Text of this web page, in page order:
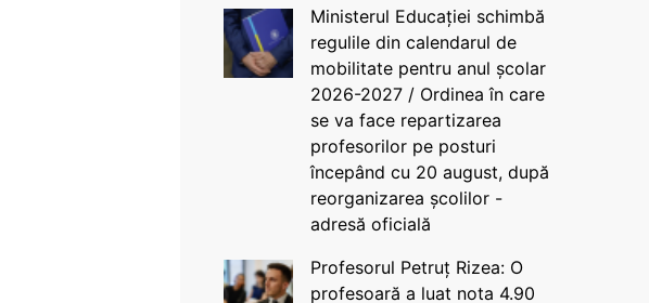
Ministerul Educației schimbă
regulile din calendarul de
mobilitate pentru anul școlar
2026-2027 / Ordinea în care
se va face repartizarea
profesorilor pe posturi
începând cu 20 august, după
reorganizarea școlilor -
adresă oficială
Profesorul Petruț Rizea: O
profesoară a luat nota 4.90